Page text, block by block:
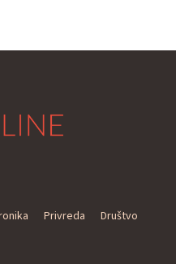
Privreda
Društvo